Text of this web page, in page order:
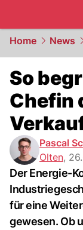
Home News
So
Chefin
Pascal
Olten,
Der Energie-
für eine
gewesen. Ob